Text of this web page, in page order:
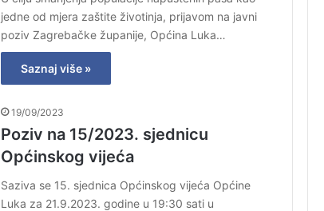
jedne od mjera zaštite životinja, prijavom na javni
poziv Zagrebačke županije, Općina Luka…
Saznaj više »
19/09/2023
Poziv na 15/2023. sjednicu
Općinskog vijeća
Saziva se 15. sjednica Općinskog vijeća Općine
Luka za 21.9.2023. godine u 19:30 sati u